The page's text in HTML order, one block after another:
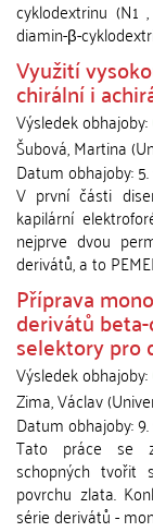
cyklodextrinu
diamin-β-
Využití
chirální i
Výsledek obhajoby:
Šubová, Martina(
Datum obhajoby:
V první části
kapilární
nejprve dvou
derivátů, a to
Příprava
derivátů
selektory pro
Výsledek obhajoby:
Zima, Václav(
Datum obhajoby:
Tato práce se
schopných tvořit
povrchu zlata.
série derivátů -